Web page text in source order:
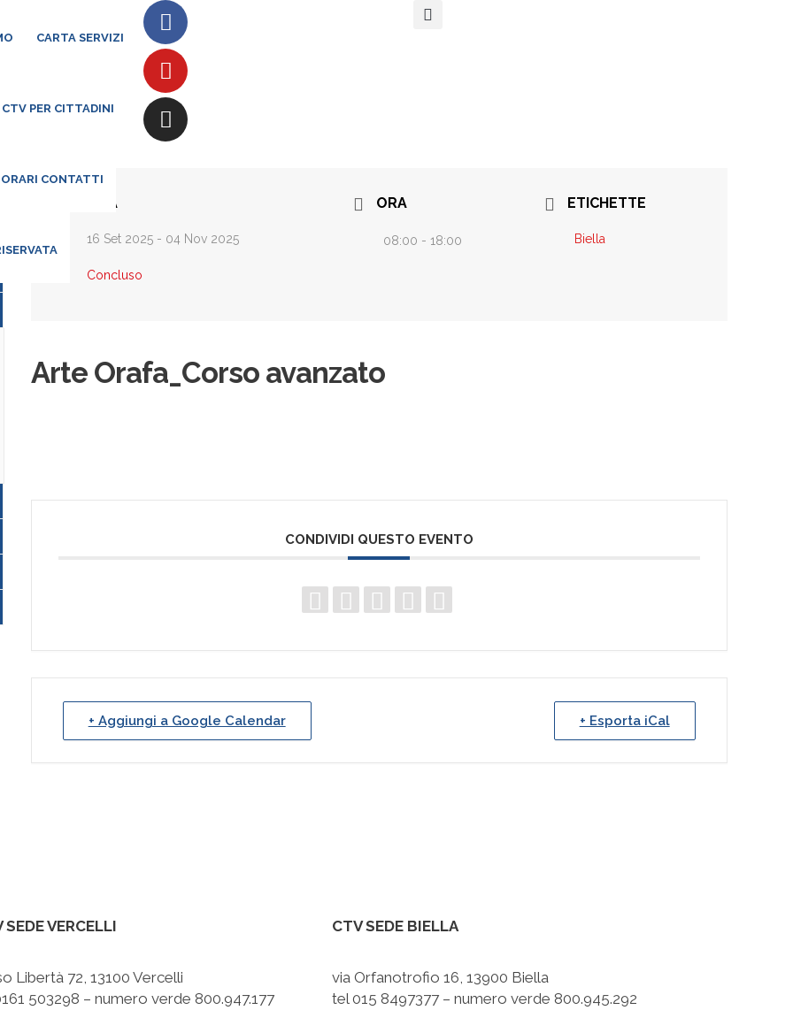
CARTA SERVIZI
CTV PER CITTADINI
ORARI CONTATTI
DATA
16 Set 2025- 04 Nov 2025
Concluso
ORA
08:00 - 18:00
ETICHETTE
Biella
Arte Orafa_Corso avanzato
CONDIVIDI QUESTO EVENTO
+ Aggiungi a Google Calendar + Esporta iCal
SEDE VERCELLI
Libertà 72, 13100 Vercelli
503298 – numero verde 800.947.177
CTV SEDE BIELLA
via Orfanotrofio 16, 13900 Biella
tel 015 8497377 – numero verde 800.945.292